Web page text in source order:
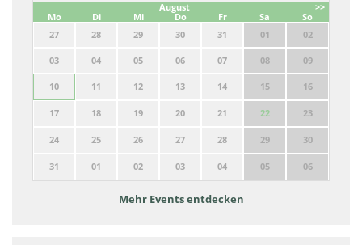
>>
August
Mo
Di Mi Do Fr Sa
So
27
28 29 30 31 01 02
03 04 05 06 07 08 09
10 11 12 13 14 15 16
17 18 19 20 21 22 23
24 25 26 27 28 29 30
31 01 02 03 04 05 06
Mehr Events entdecken